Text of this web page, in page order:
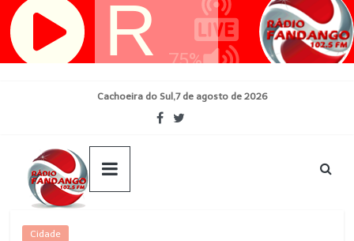
Pular
para
Cachoeira do Sul,7 de agosto de 2026
Cidade